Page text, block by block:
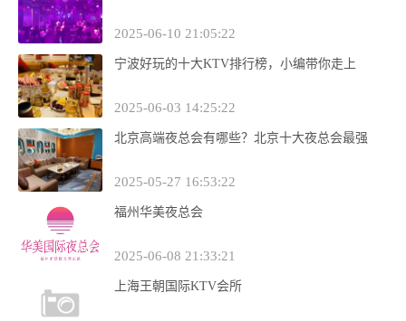
2025-06-10 21:05:22
宁波好玩的十大KTV排行榜，小编带你走上
2025-06-03 14:25:22
北京高端夜总会有哪些？北京十大夜总会最强
2025-05-27 16:53:22
福州华美夜总会
2025-06-08 21:33:21
上海王朝国际KTV会所